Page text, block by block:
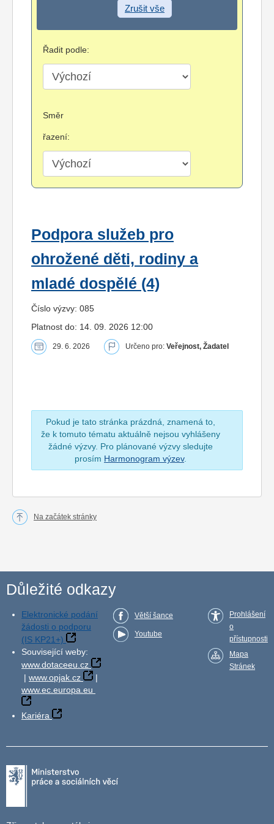
Zrušit vše
Řadit podle:
Směr
řazení:
Podpora služeb pro
ohrožené děti, rodiny a
mladé dospělé (4)
Číslo výzvy: 085
Platnost do: 14. 09. 2026 12:00
29. 6. 2026 Určeno pro: Veřejnost, Žadatel
Pokud je tato stránka prázdná, znamená to,
že k tomuto tématu aktuálně nejsou vyhlášeny
žádné výzvy. Pro plánované výzvy sledujte
prosím Harmonogram výzev.
Na začátek stránky
Důležité odkazy
Elektronické podání
žádosti o podporu
(IS KP21+)
Související weby:
www.dotaceeu.cz
| www.opjak.cz
|
www.ec.europa.eu
Kariéra
Větší šance
Youtube
Prohlášení
o
přístupnosti
Mapa
Stránek